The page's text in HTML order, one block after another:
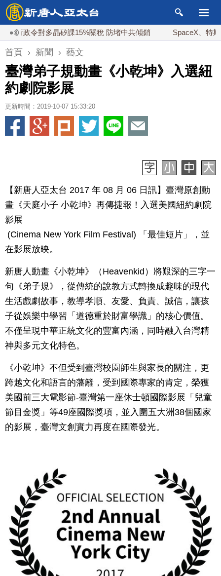
令對多晶矽課15%關稅 防堵中共傾銷 SpaceX、特斯拉德州
首頁 › 新聞 › 藝文
臺灣弟子規動畫《小乾坤》入選紐
約劇院影展
更新時間：2019-10-07 15:33:20
【新唐人亞太台 2017 年 08 月 06 日訊】臺灣原創動
畫《天庭小子 小乾坤》再傳捷報！入選美國紐約劇院
影展
(Cinema New York Film Festival) 「最佳短片」，並
在影展放映。
新唐人動畫《小乾坤》（Heavenkid）將艱深的三字一
句《弟子規》，從傳統的說教方式轉換成趣味的現代
生活戲劇故事，教導孝順、友愛、負責、誠信，讓孩
子從娛樂中學習「道德重於財富學識」的核心價值。
不僅呈現中華正統文化的豐富內涵，同時融入台灣精
神與多元文化特色。
《小乾坤》不但受到臺灣校園師生與家長的關注，更
跨越文化和語言的藩籬，受到國際專家的肯定，榮獲
美國前三大電影節-臺灣第一座休士頓國際影展「兒童
節目金獎」等49座國際獎項，並入圍五大洲38個國家
的影展，臺灣文創實力再度在國際發光。